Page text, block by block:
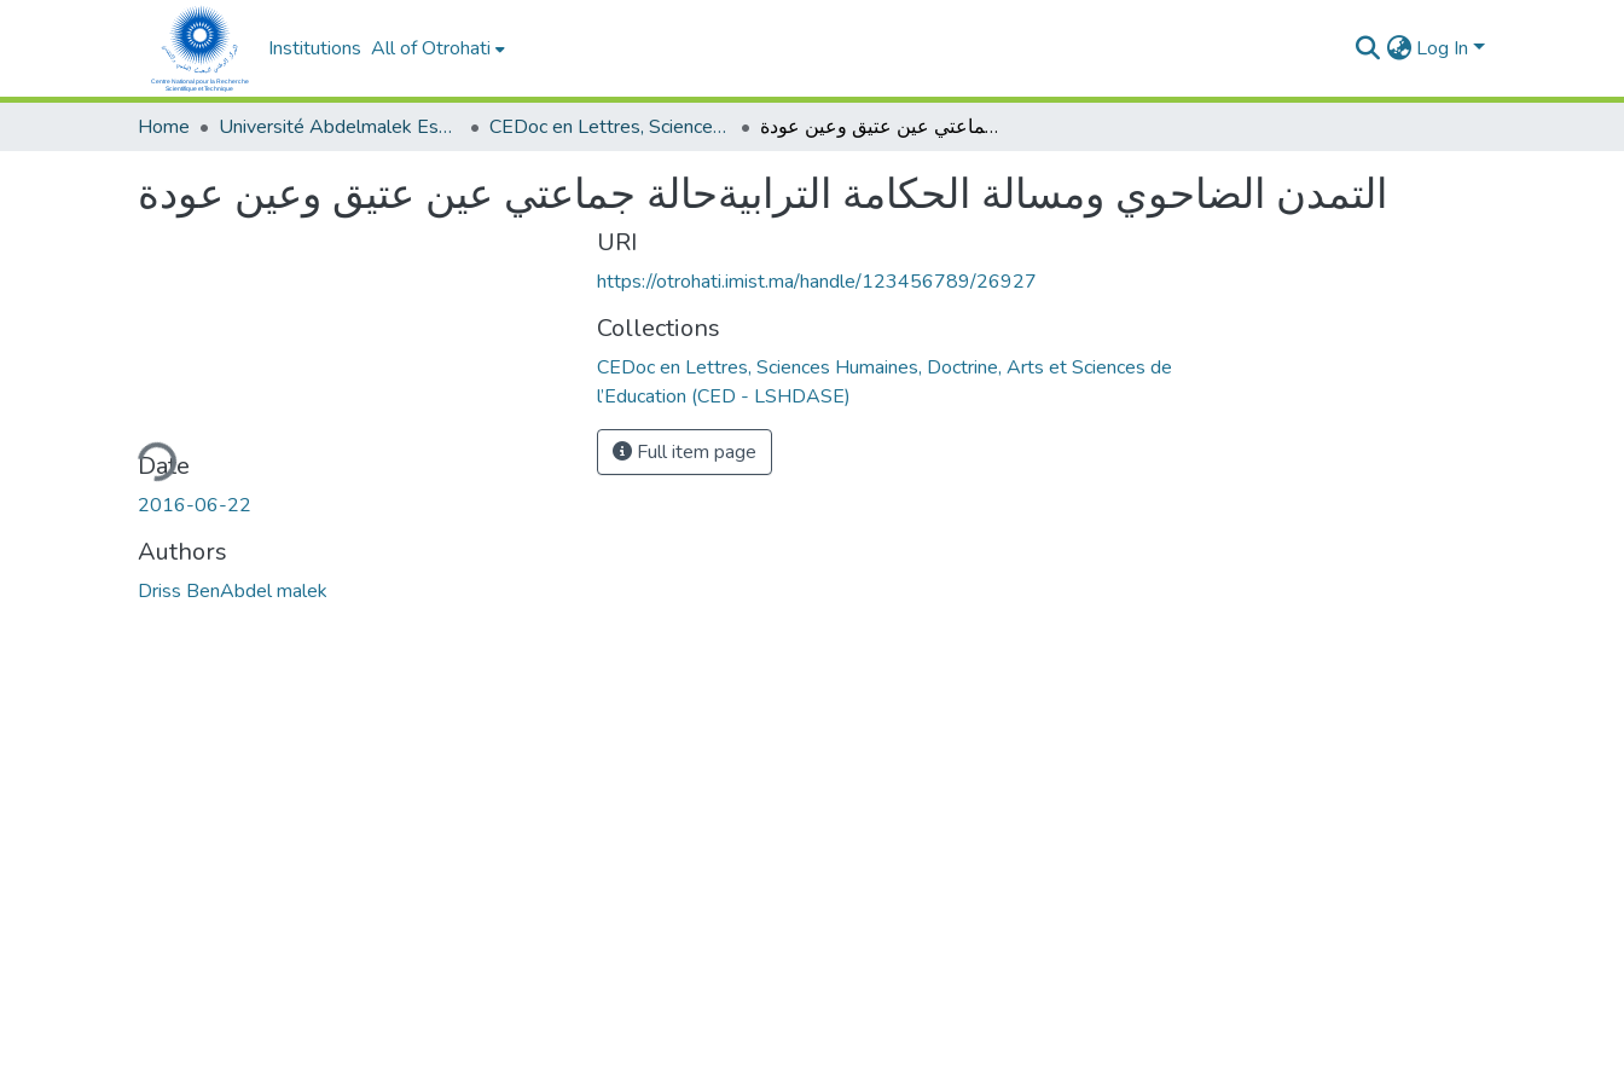
Institutions All of Otrohati Log In
Home Université Abdelmalek Essaâdi - Tétouan CEDoc en Lettres, Sciences Humaines, Doctrine, Arts et Sciences de l’Education (CED - LSHDASE) التمدن الضاحوي ومسالة الحكامة الترابيةحالة جماعتي عين عتيق وعين عودة
التمدن الضاحوي ومسالة الحكامة الترابيةحالة جماعتي عين عتيق وعين عودة
Loading...
Date
2016-06-22
Authors
Driss BenAbdel malek
URI
https://otrohati.imist.ma/handle/123456789/26927
Collections
CEDoc en Lettres, Sciences Humaines, Doctrine, Arts et Sciences de
l’Education (CED - LSHDASE)
Full item page